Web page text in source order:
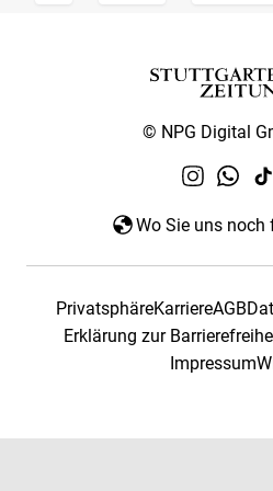
© NPG Digital
Wo Sie uns noch
PrivatsphäreKarriereAGB
Erklärung zur
Impressum